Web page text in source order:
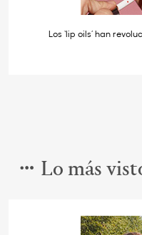
Los ‘lip oils’ han
Lo más